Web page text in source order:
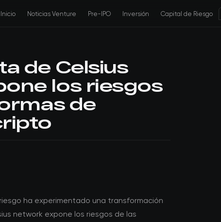
Inicio Noticias Venture Pre-IPO Inversión Capital de Riesgo
de Celsius
los riesgos
de
ha experimentado una transformación
network expone los riesgos de las